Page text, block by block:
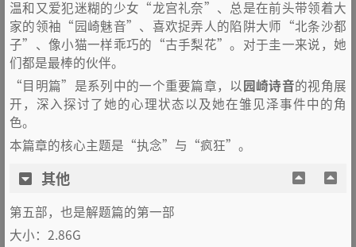
温和又爱犯迷糊的少女“龙宫礼奈”、总是在前头带领着大
家的领袖“园崎魅音”、喜欢捉弄人的陷阱大师“北条沙都
子”、像小猫一样乖巧的“古手梨花”。对于圭一来说，她
们都是最棒的伙伴。
“目明篇”是系列中的一个重要篇章，以园崎诗音的视角展
开，深入探讨了她的心理状态以及她在雏见泽事件中的角
色。
本篇章的核心主题是“执念”与“疯狂”。
其他
第五部，也是解题篇的第一部
大小：2.86G